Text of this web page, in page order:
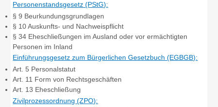
Personenstandsgesetz (PStG):
§ 9 Beurkundungsgrundlagen
§ 10 Auskunfts- und Nachweispflicht
§ 34 Eheschließungen im Ausland oder vor ermächtigten
Personen im Inland
Einführungsgesetz zum Bürgerlichen Gesetzbuch (EGBGB):
Art. 5 Personalstatut
Art. 11 Form von Rechtsgeschäften
Art. 13 Eheschließung
Zivilprozessordnung (ZPO):